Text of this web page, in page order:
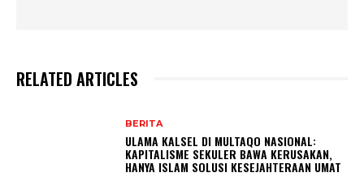
RELATED ARTICLES
BERITA
ULAMA KALSEL DI MULTAQO NASIONAL:
KAPITALISME SEKULER BAWA KERUSAKAN,
HANYA ISLAM SOLUSI KESEJAHTERAAN UMAT